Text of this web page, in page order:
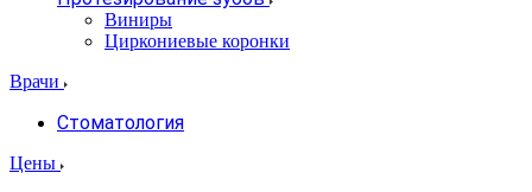
Виниры
Циркониевые коронки
Врачи
Стоматология
Цены